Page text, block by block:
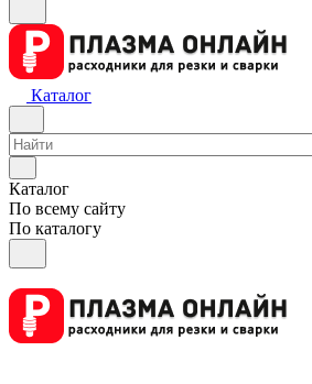
Каталог
Каталог
По всему сайту
По каталогу